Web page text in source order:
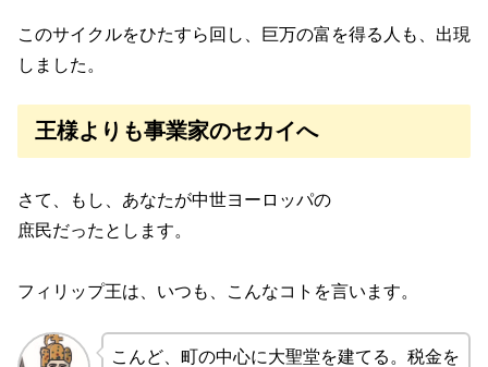
このサイクルをひたすら回し、巨万の富を得る人も、出現
しました。
王様よりも事業家のセカイへ
さて、もし、あなたが中世ヨーロッパの
庶民だったとします。
フィリップ王は、いつも、こんなコトを言います。
こんど、町の中心に大聖堂を建てる。税金を